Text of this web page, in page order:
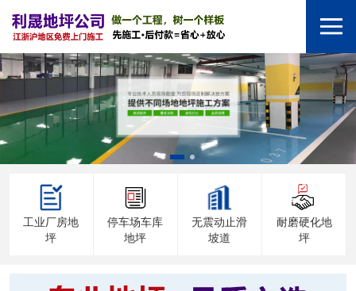
工业厂房地
坪
停车场车库
地坪
无震动止滑
坡道
耐磨硬化地
坪